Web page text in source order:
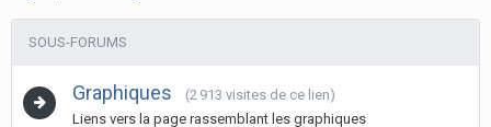
SOUS-FORUMS
Graphiques
(2 913 visites de ce lien)
Liens vers la page rassemblant les graphiques